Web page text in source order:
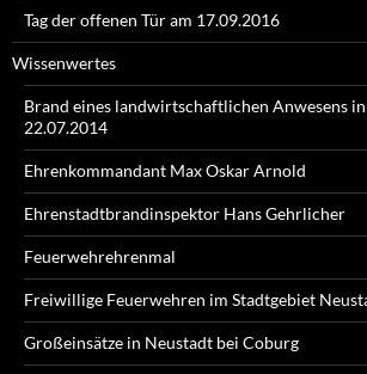
Tag der offenen Tür am 17.09.2016
Wissenwertes
Brand eines landwirtschaftlichen Anwesens
22.07.2014
Ehrenkommandant Max Oskar Arnold
Ehrenstadtbrandinspektor Hans Gehrlicher
Feuerwehrehrenmal
Freiwillige Feuerwehren im Stadtgebiet
Großeinsätze in Neustadt bei Coburg